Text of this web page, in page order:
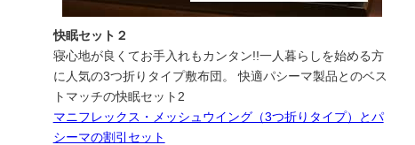
快眠セット２
寝心地が良くてお手入れもカンタン!!一人暮らしを始める方
に人気の3つ折りタイプ敷布団。 快適パシーマ製品とのベス
トマッチの快眠セット2
マニフレックス・メッシュウイング（3つ折りタイプ）とパ
シーマの割引セット